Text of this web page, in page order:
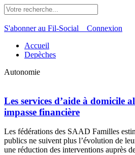
S'abonner au Fil-Social Connexion
Accueil
Depèches
Autonomie
Les services d’aide à domicile
impasse financière
Les fédérations des SAAD Familles
publics ne suivent plus l’évolution de
une réduction des interventions auprès